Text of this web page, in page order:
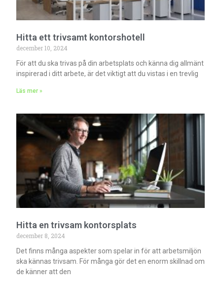
Hitta ett trivsamt kontorshotell
december 10, 2024
För att du ska trivas på din arbetsplats och känna dig allmänt
inspirerad i ditt arbete, är det viktigt att du vistas i en trevlig
Läs mer »
Hitta en trivsam kontorsplats
december 8, 2024
Det finns många aspekter som spelar in för att arbetsmiljön
ska kännas trivsam. För många gör det en enorm skillnad om
de känner att den